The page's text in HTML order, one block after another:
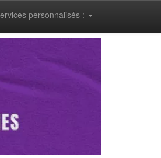
personnalisés :